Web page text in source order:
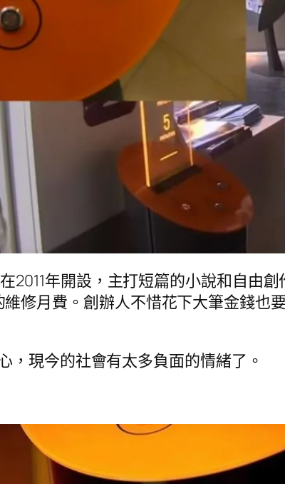
2011年開設，主打短篇的小說和自由
修月費。創辦人不惜花下大筆金錢也
，現今的社會有太多負面的情緒了。